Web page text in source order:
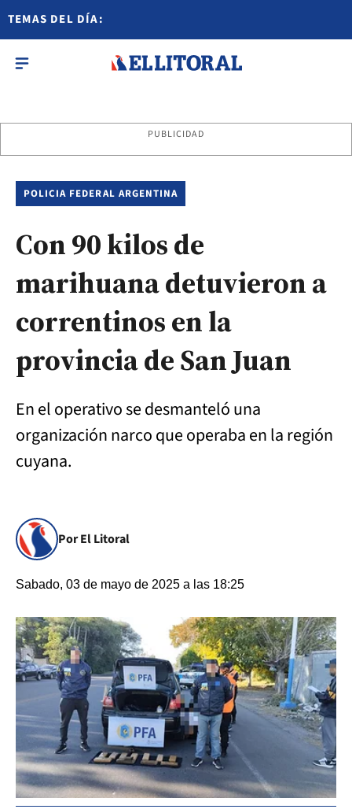
TEMAS DEL DÍA:
PUBLICIDAD
POLICIA FEDERAL ARGENTINA
Con 90 kilos de
marihuana detuvieron a
correntinos en la
provincia de San Juan
En el operativo se desmanteló una
organización narco que operaba en la región
cuyana.
Por El Litoral
Sabado, 03 de mayo de 2025 a las 18:25